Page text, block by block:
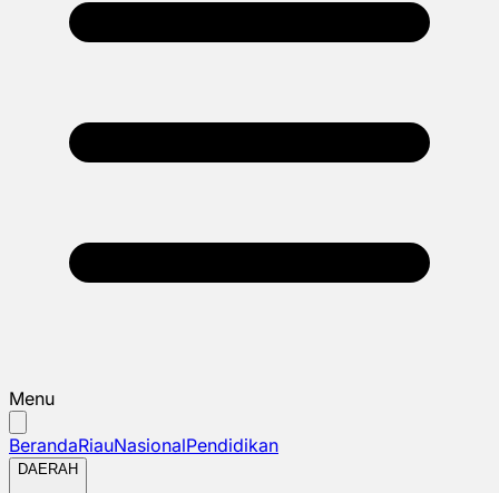
Menu
BerandaRiauNasionalPendidikan
DAERAH